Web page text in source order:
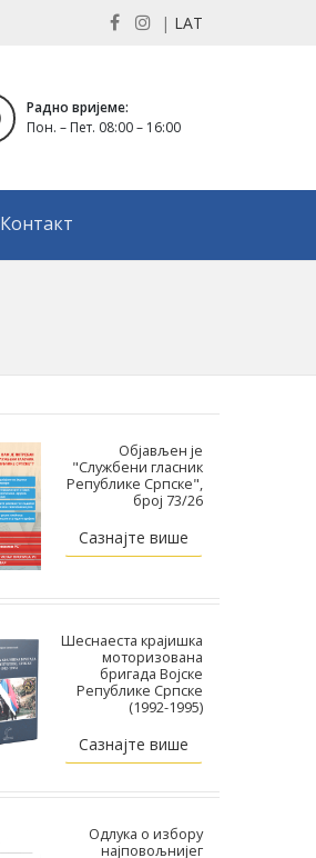
| LAT
Радно вријеме:
Пон. – Пет. 08:00 – 16:00
Контакт
Објављен је
"Службени гласник
Републике Српске",
број 73/26
Сазнајте више
Шеснаеста крајишка
моторизована
бригада Војске
Републике Српске
(1992-1995)
Сазнајте више
Одлука о избору
најповољнијег